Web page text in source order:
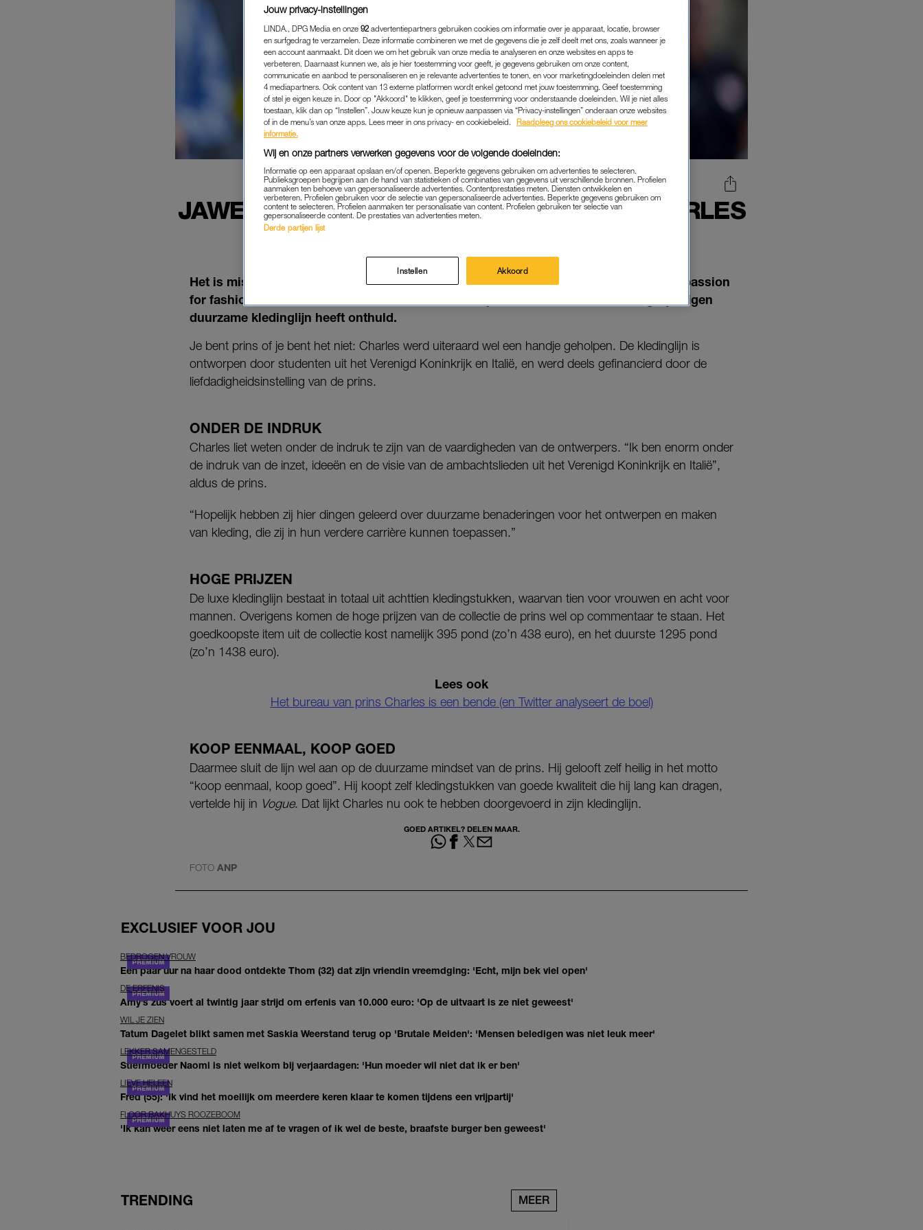
JAWEL - NIEMAND MINDER DAN PRINS CHARLES
ONTHULT EIGEN KLEDINGLIJN
NIEUWS|ASJEMENOU
Het is misschien niet de eerste de beste persoon waar je aan denkt als het gaat om ‘passion
for fashion’, maar toch is het niemand minder dan prins Charles die donderdag zijn eigen
duurzame kledinglijn heeft onthuld.
Je bent prins of je bent het niet: Charles werd uiteraard wel een handje geholpen. De kledinglijn is
ontworpen door studenten uit het Verenigd Koninkrijk en Italië, en werd deels gefinancierd door de
liefdadigheidsinstelling van de prins.
ONDER DE INDRUK
Charles liet weten onder de indruk te zijn van de vaardigheden van de ontwerpers. “Ik ben enorm onder
de indruk van de inzet, ideeën en de visie van de ambachtslieden uit het Verenigd Koninkrijk en Italië”,
aldus de prins.
“Hopelijk hebben zij hier dingen geleerd over duurzame benaderingen voor het ontwerpen en maken
van kleding, die zij in hun verdere carrière kunnen toepassen.”
HOGE PRIJZEN
De luxe kledinglijn bestaat in totaal uit achttien kledingstukken, waarvan tien voor vrouwen en acht voor
mannen. Overigens komen de hoge prijzen van de collectie de prins wel op commentaar te staan. Het
goedkoopste item uit de collectie kost namelijk 395 pond (zo’n 438 euro), en het duurste 1295 pond
(zo’n 1438 euro).
Lees ook
Het bureau van prins Charles is een bende (en Twitter analyseert de boel)
KOOP EENMAAL, KOOP GOED
Daarmee sluit de lijn wel aan op de duurzame mindset van de prins. Hij gelooft zelf heilig in het motto
“koop eenmaal, koop goed”. Hij koopt zelf kledingstukken van goede kwaliteit die hij lang kan dragen,
vertelde hij in Vogue. Dat lijkt Charles nu ook te hebben doorgevoerd in zijn kledinglijn.
GOED ARTIKEL? DELEN MAAR.
FOTO ANP
EXCLUSIEF VOOR JOU
BEDROGEN VROUW
Een paar uur na haar dood ontdekte Thom (32) dat zijn vriendin vreemdging: 'Echt, mijn bek viel open'
DE ERFENIS
Amy’s zus voert al twintig jaar strijd om erfenis van 10.000 euro: 'Op de uitvaart is ze niet geweest'
WIL JE ZIEN
Tatum Dagelet blikt samen met Saskia Weerstand terug op 'Brutale Meiden': 'Mensen beledigen was niet leuk meer'
LEKKER SAMENGESTELD
Stiefmoeder Naomi is niet welkom bij verjaardagen: 'Hun moeder wil niet dat ik er ben'
LIEVE HELEEN
Fred (55): 'Ik vind het moeilijk om meerdere keren klaar te komen tijdens een vrijpartij'
FLOOR BAKHUYS ROOZEBOOM
'Ik kan weer eens niet laten me af te vragen of ik wel de beste, braafste burger ben geweest'
TRENDING MEER
Jouw privacy-instellingen
LINDA., DPG Media en onze 92 advertentiepartners gebruiken cookies om informatie over je apparaat, locatie, browser
en surfgedrag te verzamelen. Deze informatie combineren we met de gegevens die je zelf deelt met ons, zoals wanneer je
een account aanmaakt. Dit doen we om het gebruik van onze media te analyseren en onze websites en apps te
verbeteren. Daarnaast kunnen we, als je hier toestemming voor geeft, je gegevens gebruiken om onze content,
communicatie en aanbod te personaliseren en je relevante advertenties te tonen, en voor marketingdoeleinden delen met
4 mediapartners. Ook content van 13 externe platformen wordt enkel getoond met jouw toestemming. Geef toestemming
of stel je eigen keuze in. Door op "Akkoord" te klikken, geef je toestemming voor onderstaande doeleinden. Wil je niet alles
toestaan, klik dan op “Instellen”. Jouw keuze kun je opnieuw aanpassen via “Privacy-instellingen” onderaan onze websites
of in de menu’s van onze apps. Lees meer in ons privacy- en cookiebeleid.
Raadpleeg ons cookiebeleid voor meer
informatie.
Wij en onze partners verwerken gegevens voor de volgende doeleinden:
Informatie op een apparaat opslaan en/of openen. Beperkte gegevens gebruiken om advertenties te selecteren.
Publieksgroepen begrijpen aan de hand van statistieken of combinaties van gegevens uit verschillende bronnen. Profielen
aanmaken ten behoeve van gepersonaliseerde advertenties. Contentprestaties meten. Diensten ontwikkelen en
verbeteren. Profielen gebruiken voor de selectie van gepersonaliseerde advertenties. Beperkte gegevens gebruiken om
content te selecteren. Profielen aanmaken ter personalisatie van content. Profielen gebruiken ter selectie van
gepersonaliseerde content. De prestaties van advertenties meten.
Derde partijen lijst
Instellen Akkoord